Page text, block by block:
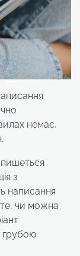
немає,
з
написання
чи можна
грубою